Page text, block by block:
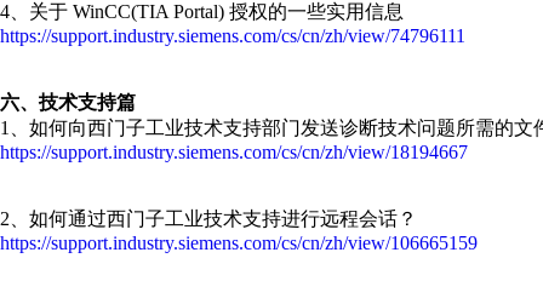
4、关于 WinCC(TIA Portal) 授权的一些实用信息
https://support.industry.siemens.com/cs/cn/zh/view/74796111
六、技术支持篇
1、如何向西门子工业技术支持部门发送诊断技术问题所需的文
https://support.industry.siemens.com/cs/cn/zh/view/18194667
2、如何通过西门子工业技术支持进行远程会话？
https://support.industry.siemens.com/cs/cn/zh/view/106665159